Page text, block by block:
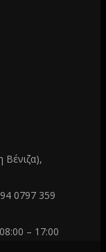
Βένιζα),
0797 359
– 17:00